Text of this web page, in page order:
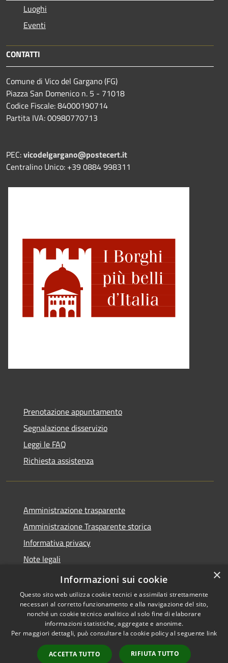
Luoghi
Eventi
CONTATTI
Comune di Vico del Gargano (FG)
Piazza San Domenico n. 5 - 71018
Codice Fiscale: 84000190714
Partita IVA: 00980770713
PEC:vicodelgargano@postecert.it
Centralino Unico: +39 0884 998311
Prenotazione appuntamento
Segnalazione disservizio
Leggi le FAQ
Richiesta assistenza
Amministrazione trasparente
Amministrazione Trasparente storica
Informativa privacy
Note legali
Dichiarazione di accessibilità
Accessibilità
Copyright © 2026 • Comune di
Vico del Gargano • Powered by
Municipium•
Accesso
×
Informazioni sui cookie
Questo sito web utilizza cookie tecnici e assimilati strettamente
necessari al corretto funzionamento e alla navigazione del sito,
nonché un cookie tecnico analitico al solo fine di elaborare
informazioni statistiche, aggregate e anonime.
Per maggiori dettagli, può consultare la cookie policy al seguente link
ACCETTA TUTTO RIFIUTA TUTTO